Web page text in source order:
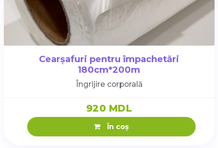
Cearșafuri pentru împachetări
180cm*200m
Îngrijire corporală
920 MDL
În coș